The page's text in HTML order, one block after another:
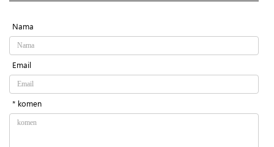
Nama
Email
* komen